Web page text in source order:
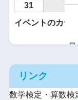
31
イベントのカテ
リンク
数学検定・算数検